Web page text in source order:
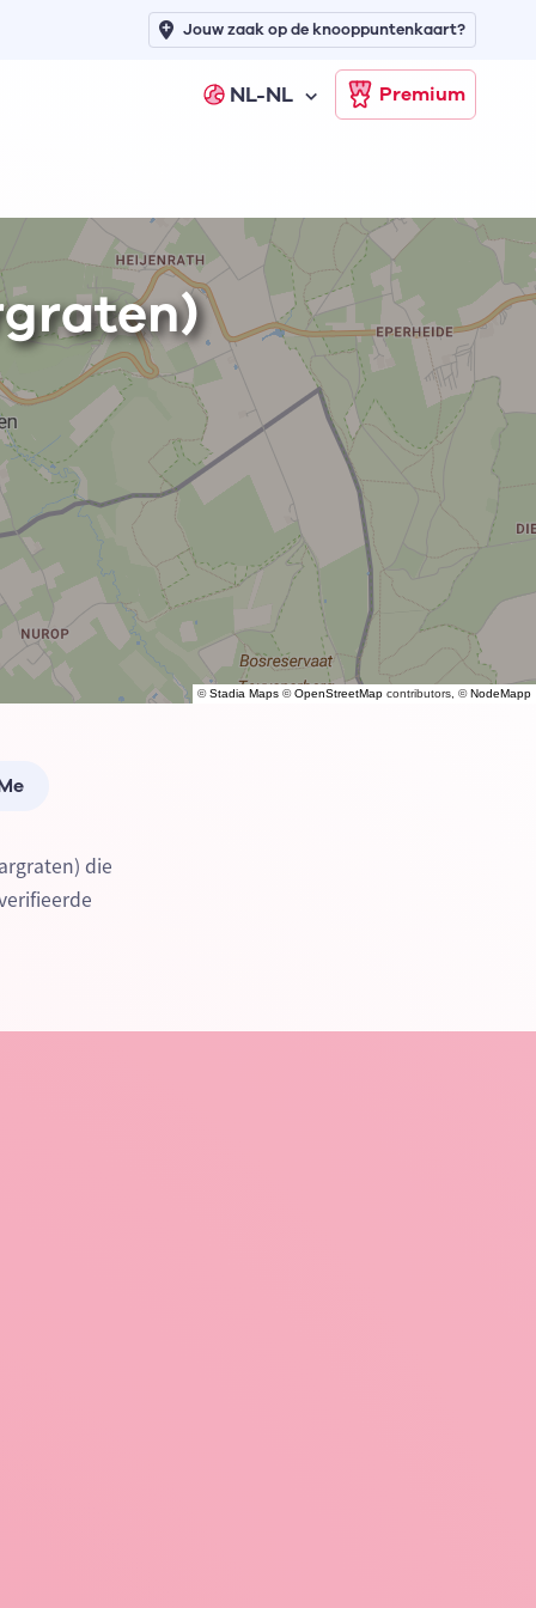
NL-NL Premium
Jouw zaak op de knooppuntenkaart?
©Stadia Maps ©OpenStreetMap contributors, ©NodeMapp
die